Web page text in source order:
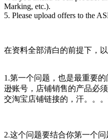
Marking, etc.).
5. Please upload offers to the
在资料全部清白的前提下，
1.第一个问题，也是最重要
逊账号，店铺销售的产品必
交淘宝店铺链接的，汗。。
2.这个问题要结合你第一个